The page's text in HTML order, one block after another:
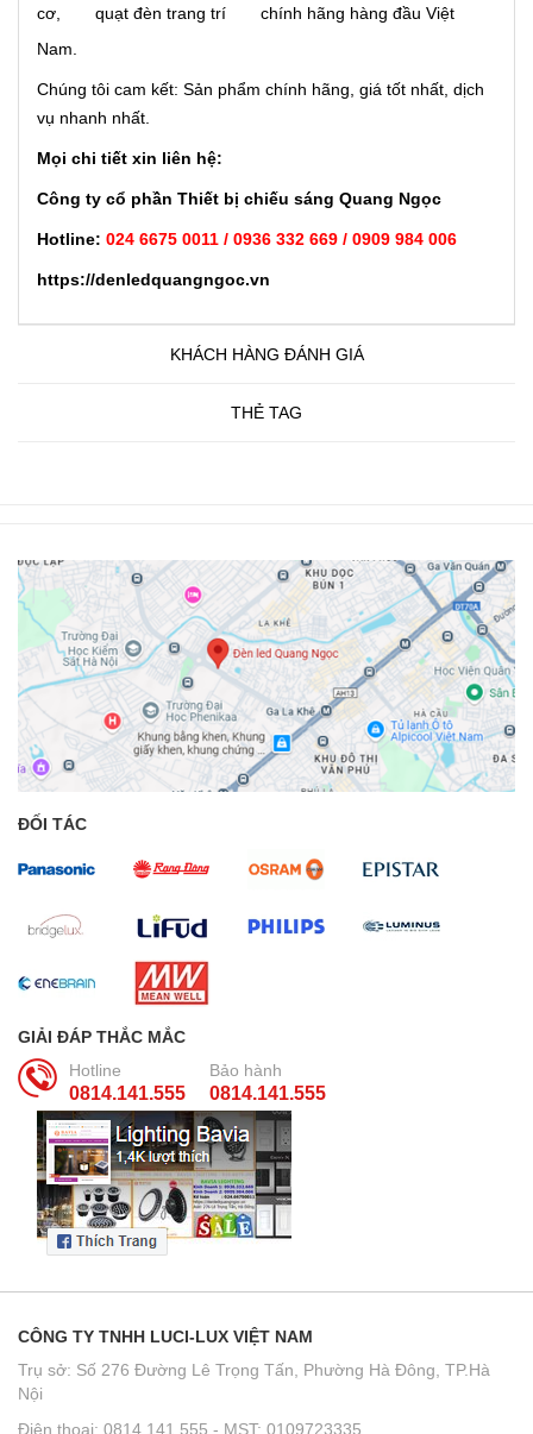
cơ, quạt đèn trang trí
chính hãng hàng đầu Việt
Nam.
Chúng tôi cam kết: Sản phẩm chính hãng, giá tốt nhất, dịch
vụ nhanh nhất.
Mọi chi tiết xin liên hệ:
Công ty cổ phần Thiết bị chiếu sáng Quang Ngọc
Hotline: 024 6675 0011 / 0936 332 669 / 0909 984 006
https://denledquangngoc.vn
KHÁCH HÀNG ĐÁNH GIÁ
THẺ TAG
ĐỐI TÁC
GIẢI ĐÁP THẮC MẮC
Hotline
0814.141.555
Bảo hành
0814.141.555
CÔNG TY TNHH LUCI-LUX VIỆT NAM
Trụ sở: Số 276 Đường Lê Trọng Tấn, Phường Hà Đông, TP.Hà
Nội
Điện thoại: 0814.141.555 - MST: 0109723335